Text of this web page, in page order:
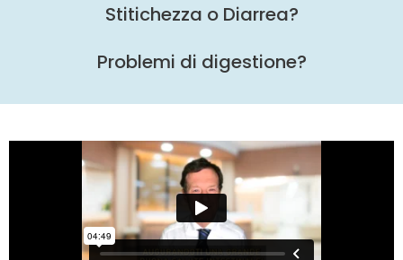
Stitichezza o Diarrea?
Problemi di digestione?